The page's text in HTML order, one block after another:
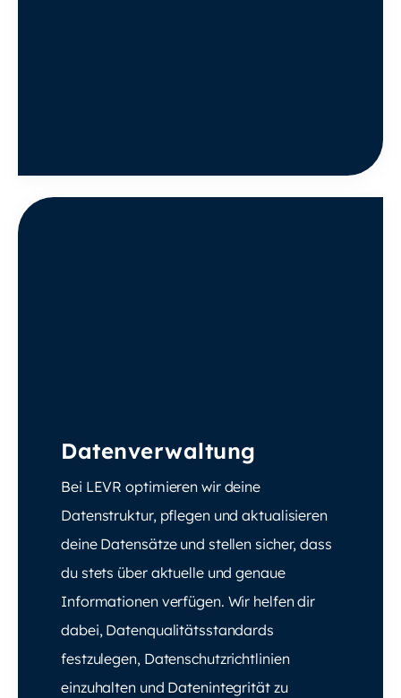
Datenverwaltung
Bei LEVR optimieren wir deine
Datenstruktur, pflegen und aktualisieren
deine Datensätze und stellen sicher, dass
du stets über aktuelle und genaue
Informationen verfügen. Wir helfen dir
dabei, Datenqualitätsstandards
festzulegen, Datenschutzrichtlinien
einzuhalten und Datenintegrität zu